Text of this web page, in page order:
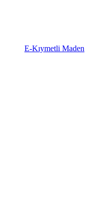
E-Kıymetli Maden